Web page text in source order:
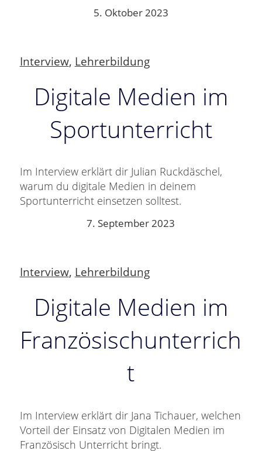
5. Oktober 2023
Interview, Lehrerbildung
Digitale Medien im
Sportunterricht
Im Interview erklärt dir Julian Ruckdäschel,
warum du digitale Medien in deinem
Sportunterricht einsetzen solltest.
7. September 2023
Interview, Lehrerbildung
Digitale Medien im
Französischunterrich
t
Im Interview erklärt dir Jana Tichauer, welchen
Vorteil der Einsatz von Digitalen Medien im
Französisch Unterricht bringt.